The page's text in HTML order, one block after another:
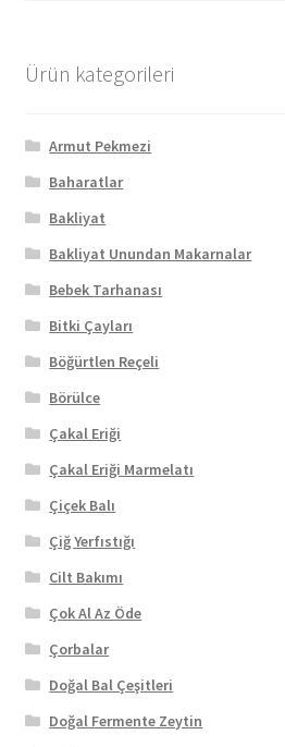
Ürün kategorileri
Armut Pekmezi
Baharatlar
Bakliyat
Bakliyat Unundan Makarnalar
Bebek Tarhanası
Bitki Çayları
Böğürtlen Reçeli
Börülce
Çakal Eriği
Çakal Eriği Marmelatı
Çiçek Balı
Çiğ Yerfıstığı
Cilt Bakımı
Çok Al Az Öde
Çorbalar
Doğal Bal Çeşitleri
Doğal Fermente Zeytin